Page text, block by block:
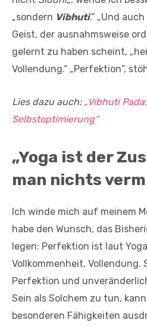
„sondern Vibhuti.“ „Und
Geist, der ausnahmsweise
gelernt zu haben scheint,
Vollendung.“ „Perfektion“,
Lies dazu auch: „Vibhuti
Selbstoptimierung“
„Yoga ist der
man nichts
Ich winde mich auf meinem
habe den Wunsch, das
legen: Perfektion ist laut
Vollkommenheit, Vollendung.
Perfektion und
Sein als Solchem zu tun,
besonderen Fähigkeiten